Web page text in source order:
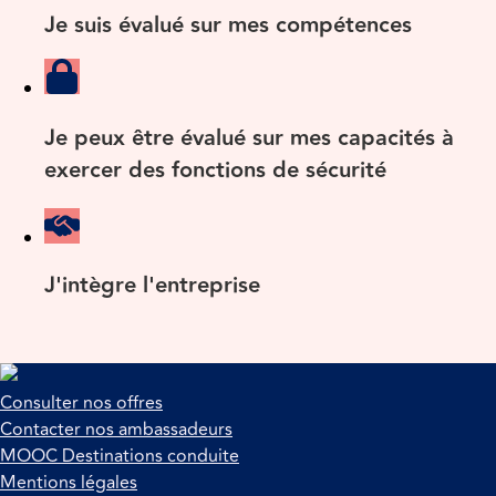
Je suis évalué sur mes compétences
Je peux être évalué sur mes capacités à
exercer des fonctions de sécurité
J'intègre l'entreprise
Consulter nos offres
Contacter nos ambassadeurs
MOOC Destinations conduite
Mentions légales